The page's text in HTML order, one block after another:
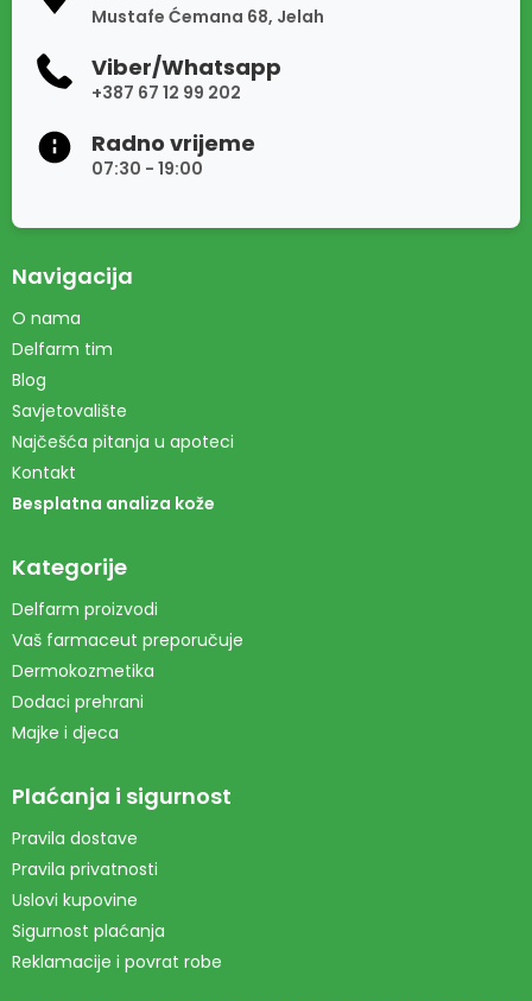
Mustafe Ćemana 68, Jelah
Viber/Whatsapp
+387 67 12 99 202
Radno vrijeme
07:30 - 19:00
Navigacija
O nama
Delfarm tim
Blog
Savjetovalište
Najčešća pitanja u apoteci
Kontakt
Besplatna analiza kože
Kategorije
Delfarm proizvodi
Vaš farmaceut preporučuje
Dermokozmetika
Dodaci prehrani
Majke i djeca
Plaćanja i sigurnost
Pravila dostave
Pravila privatnosti
Uslovi kupovine
Sigurnost plaćanja
Reklamacije i povrat robe